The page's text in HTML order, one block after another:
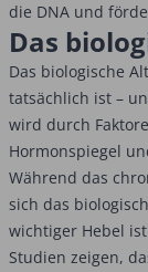
die DNA und
Das
Das biologische
tatsächlich ist –
wird durch
Hormonspiegel
Während das
sich das
wichtiger Hebel
Studien zeigen,